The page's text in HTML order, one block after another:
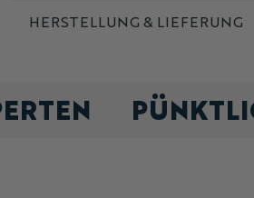
HERSTELLUNG & LIEFERUNG